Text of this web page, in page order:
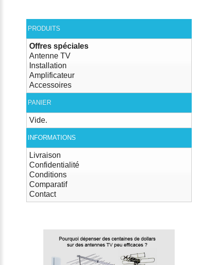
PRODUITS
Offres spéciales
Antenne TV
Installation
Amplificateur
Accessoires
PANIER
Vide.
INFORMATIONS
Livraison
Confidentialité
Conditions
Comparatif
Contact